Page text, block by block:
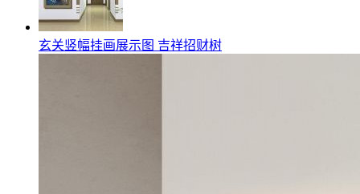
玄关竖幅挂画展示图 吉祥招财树